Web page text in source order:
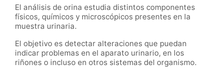
El análisis de orina estudia distintos componentes
físicos, químicos y microscópicos presentes en la
muestra urinaria.
El objetivo es detectar alteraciones que puedan
indicar problemas en el aparato urinario, en los
riñones o incluso en otros sistemas del organismo.